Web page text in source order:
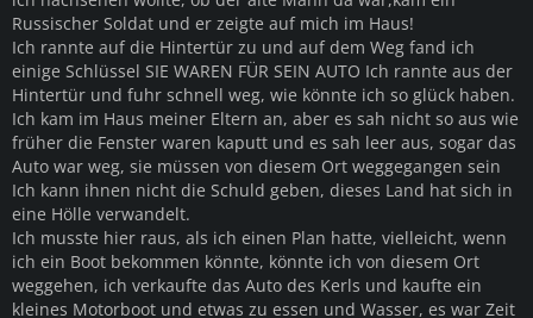
Russischer Soldat und er zeigte auf mich im Haus!
Ich rannte auf die Hintertür zu und auf dem Weg fand ich
einige Schlüssel SIE WAREN FÜR SEIN AUTO Ich rannte aus der
Hintertür und fuhr schnell weg, wie könnte ich so glück haben.
Ich kam im Haus meiner Eltern an, aber es sah nicht so aus wie
früher die Fenster waren kaputt und es sah leer aus, sogar das
Auto war weg, sie müssen von diesem Ort weggegangen sein
Ich kann ihnen nicht die Schuld geben, dieses Land hat sich in
eine Hölle verwandelt.
Ich musste hier raus, als ich einen Plan hatte, vielleicht, wenn
ich ein Boot bekommen könnte, könnte ich von diesem Ort
weggehen, ich verkaufte das Auto des Kerls und kaufte ein
kleines Motorboot und etwas zu essen und Wasser, es war Zeit